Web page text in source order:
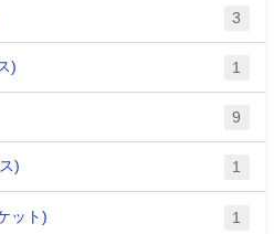
3
) 1
9
) 1
ット) 1